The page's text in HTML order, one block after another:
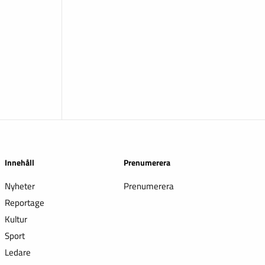
Innehåll
Nyheter
Reportage
Kultur
Sport
Ledare
Prenumerera
Prenumerera